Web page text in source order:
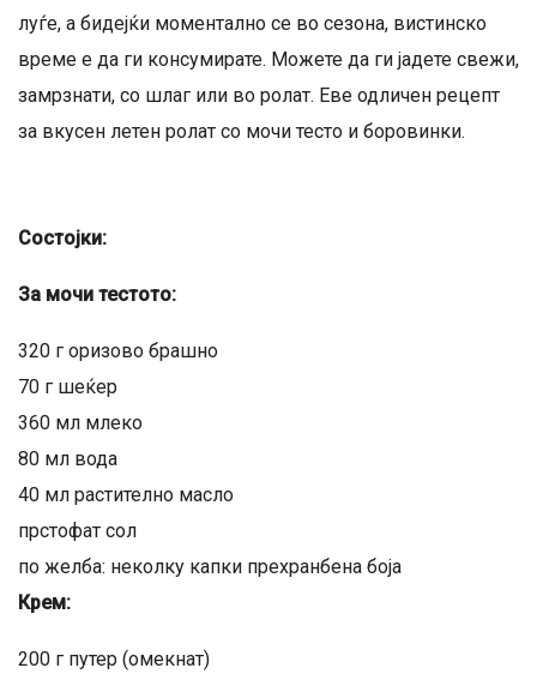
луѓе, а бидејќи моментално се во сезона, вистинско
време е да ги консумирате. Можете да ги јадете свежи,
замрзнати, со шлаг или во ролат. Еве одличен рецепт
за вкусен летен ролат со мочи тесто и боровинки.
Состојки:
За мочи тестото:
320 г оризово брашно
70 г шеќер
360 мл млеко
80 мл вода
40 мл растително масло
прстофат сол
по желба: неколку капки прехранбена боја
Крем:
200 г путер (омекнат)